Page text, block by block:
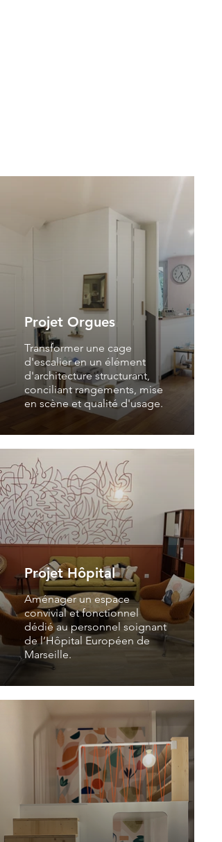
Projet Orgues
Transformer une cage
d'escalier en un élément
d'architecture structurant,
conciliant rangements, mise
en scène et qualité d'usage.
Projet Hôpital
Aménager un espace
convivial et fonctionnel
dédié au personnel soignant
de l’Hôpital Européen de
Marseille.